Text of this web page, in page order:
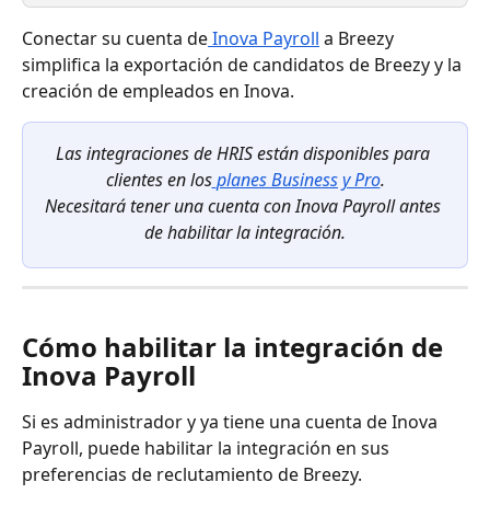
Conectar su cuenta de Inova Payroll a Breezy
simplifica la exportación de candidatos de Breezy y la
creación de empleados en Inova.
Las integraciones de HRIS están disponibles para
clientes en los planes Business y Pro.
Necesitará tener una cuenta con Inova Payroll antes
de habilitar la integración.
Cómo habilitar la integración de
Inova Payroll
Si es administrador y ya tiene una cuenta de Inova
Payroll, puede habilitar la integración en sus
preferencias de reclutamiento de Breezy.